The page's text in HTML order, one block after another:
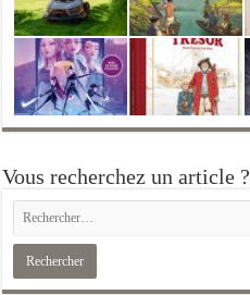
Vous recherchez un article ?